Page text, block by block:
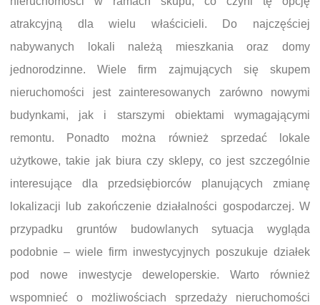
atrakcyjną dla wielu właścicieli. Do najczęściej
nabywanych lokali należą mieszkania oraz domy
jednorodzinne. Wiele firm zajmujących się skupem
nieruchomości jest zainteresowanych zarówno nowymi
budynkami, jak i starszymi obiektami wymagającymi
remontu. Ponadto można również sprzedać lokale
użytkowe, takie jak biura czy sklepy, co jest szczególnie
interesujące dla przedsiębiorców planujących zmianę
lokalizacji lub zakończenie działalności gospodarczej. W
przypadku gruntów budowlanych sytuacja wygląda
podobnie – wiele firm inwestycyjnych poszukuje działek
pod nowe inwestycje deweloperskie. Warto również
wspomnieć o możliwościach sprzedaży nieruchomości